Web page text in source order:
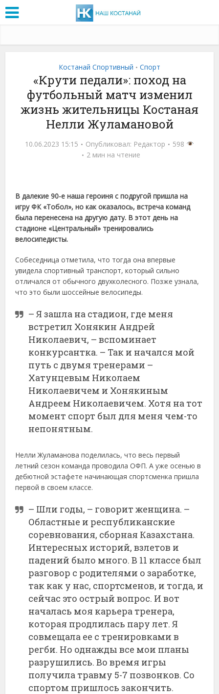
Костанай Спортивный • Спорт
«Крути педали»: поход на
футбольный матч изменил
жизнь жительницы Костаная
Нелли Жуламановой
10.06.2023 15:15 Опубликовал: Редактор
598
2 мин на чтение
В далекие 90-е наша героиня с подругой пришла на
игру ФК «Тобол», но как оказалось, встреча команд
была перенесена на другую дату. В этот день на
стадионе «Центральный» тренировались
велосипедисты.
Собеседница отметила, что тогда она впервые
увидела спортивный транспорт, который сильно
отличался от обычного двухколесного. Позже узнала,
что это были шоссейные велосипеды.
– Я зашла на стадион, где меня
встретил Хонякин Андрей
Николаевич, – вспоминает
конкурсантка. – Так и начался мой
путь с двумя тренерами –
Хатунцевым Николаем
Николаевичем и Хонякиным
Андреем Николаевичем. Хотя на тот
момент спорт был для меня чем-то
непонятным.
Нелли Жуламанова поделилась, что весь первый
летний сезон команда проводила ОФП. А уже осенью в
дебютной эстафете начинающая спортсменка пришла
первой в своем классе.
– Шли годы, – говорит женщина. –
Областные и республиканские
соревнования, сборная Казахстана.
Интересных историй, взлетов и
падений было много. В 11 классе был
разговор с родителями о заработке,
так как у нас, спортсменов, и тогда, и
сейчас это острый вопрос. И вот
началась моя карьера тренера,
которая продлилась пару лет. Я
совмещала ее с тренировками в
регби. Но однажды все мои планы
разрушились. Во время игры
получила травму 5-7 позвонков. Со
спортом пришлось закончить.